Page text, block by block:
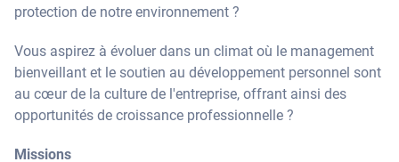
protection de notre environnement ?
Vous aspirez à évoluer dans un climat où le management
bienveillant et le soutien au développement personnel sont
au cœur de la culture de l'entreprise, offrant ainsi des
opportunités de croissance professionnelle ?
Missions